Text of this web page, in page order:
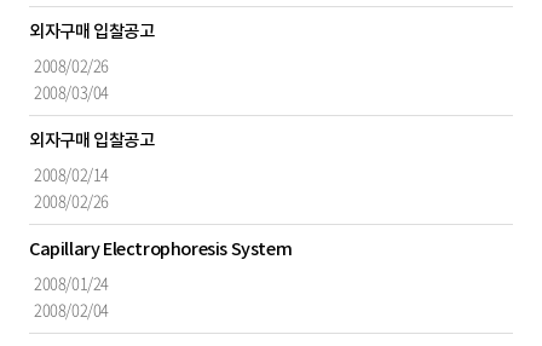
고
번
호,
제
목,
공
고
일,
입
찰
일
로
구
외자구매 입찰공고
2008/02/26
2008/03/04
외자구매 입찰공고
2008/02/14
2008/02/26
Capillary Electrophoresis System
2008/01/24
2008/02/04